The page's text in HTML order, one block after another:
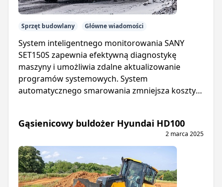
Sprzęt budowlany Główne wiadomości
System inteligentnego monitorowania SANY
SET150S zapewnia efektywną diagnostykę
maszyny i umożliwia zdalne aktualizowanie
programów systemowych. System
automatycznego smarowania zmniejsza koszty
Gąsienicowy buldożer Hyundai HD100
2 marca 2025